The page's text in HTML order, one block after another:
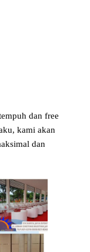
dan free
kami akan
dan